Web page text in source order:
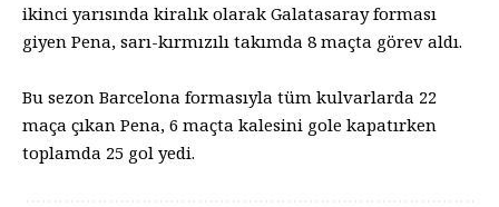
ikinci yarısında kiralık olarak Galatasaray forması
giyen Pena, sarı-kırmızılı takımda 8 maçta görev aldı.
Bu sezon Barcelona formasıyla tüm kulvarlarda 22
maça çıkan Pena, 6 maçta kalesini gole kapatırken
toplamda 25 gol yedi.